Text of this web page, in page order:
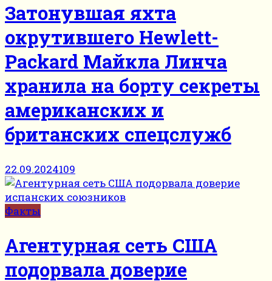
Затонувшая яхта
окрутившего Hewlett-
Packard Майкла Линча
хранила на борту секреты
американских и
британских спецслужб
22.09.2024109
Факты
Агентурная сеть США
подорвала доверие